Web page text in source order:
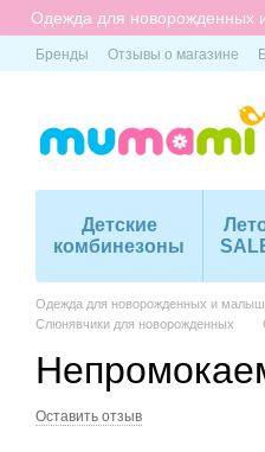
Перейти к основному контенту
Одежда для новорожденных
Бренды Отзывы о магазине
Детские
комбинезоны
Одежда для новорожденных и
Слюнявчики для новорожденных
Оставить отзыв